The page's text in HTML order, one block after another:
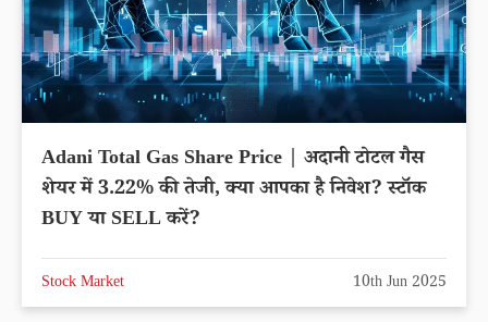
Adani Total Gas Share Price | अदानी टोटल गैस
शेयर में 3.22% की तेजी, क्या आपका है निवेश? स्टॉक
BUY या SELL करें?
Stock Market 10th Jun 2025